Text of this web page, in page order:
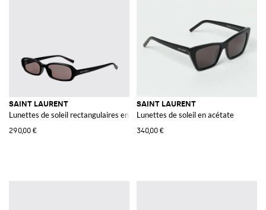
SAINT LAURENT
Lunettes de soleil rectangulaires en acétate écaille de tortue avec logo
290,00 €
SAINT LAURENT
Lunettes de soleil en acétate
340,00 €